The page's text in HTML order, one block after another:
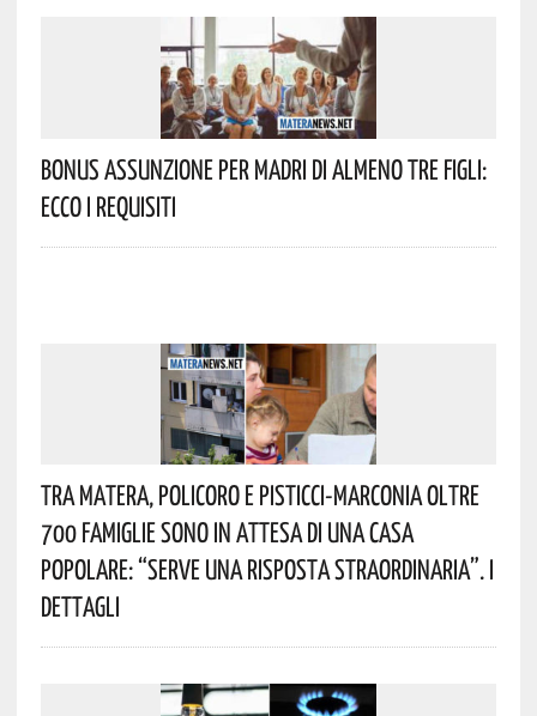
Bonus Assunzione Per Madri Di Almeno Tre Figli:
Ecco I Requisiti
Tra Matera, Policoro E Pisticci-Marconia Oltre
700 Famiglie Sono In Attesa Di Una Casa
Popolare: “serve Una Risposta Straordinaria”. I
Dettagli